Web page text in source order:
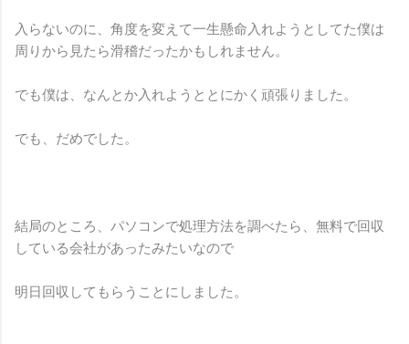
入らないのに、角度を変えて一生懸命入れようとしてた僕は
周りから見たら滑稽だったかもしれません。
でも僕は、なんとか入れようととにかく頑張りました。
でも、だめでした。
結局のところ、パソコンで処理方法を調べたら、無料で回収
している会社があったみたいなので
明日回収してもらうことにしました。